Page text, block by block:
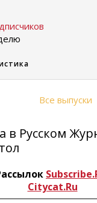
Все выпуски
в Русском
Citycat.Ru